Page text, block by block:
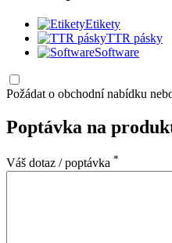
Etikety
TTR pásky
Software
Požádat o obchodní nabídku
Poptávka na
Váš dotaz / poptávka *